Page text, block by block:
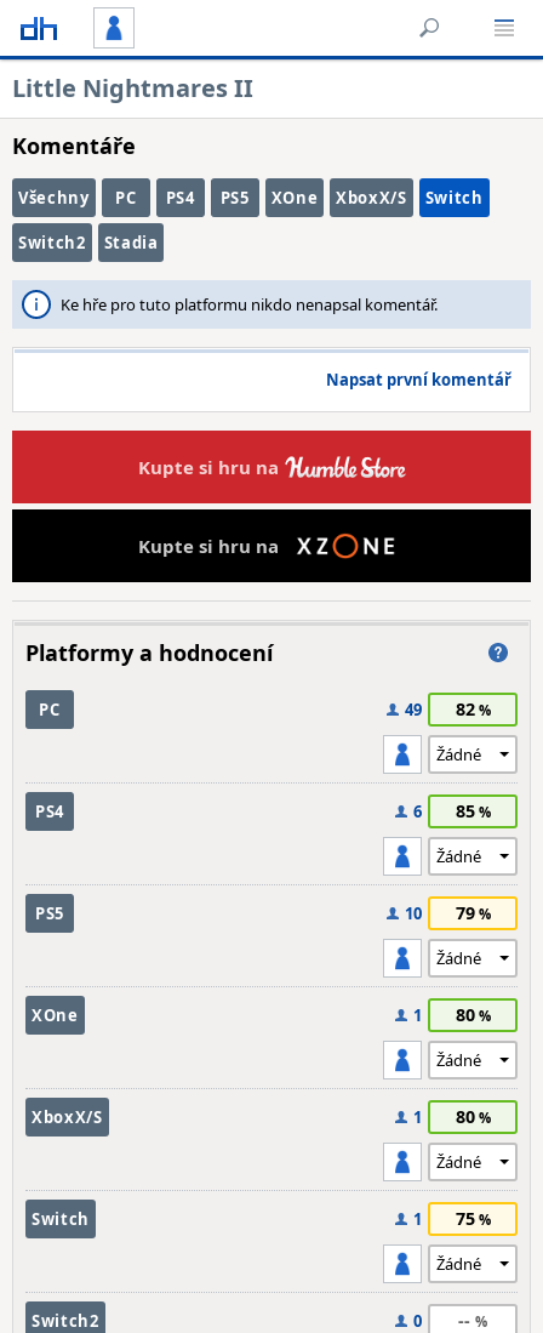
Little Nightmares II
Komentáře
Všechny PC PS4 PS5 XOne XboxX/S Switch
Switch2 Stadia
Ke hře pro tuto platformu nikdo nenapsal komentář.
Napsat první komentář
Kupte si hru na
Kupte si hru na
Platformy a hodnocení
PC 49 82
PS4 6 85
PS5 10 79
XOne 1 80
XboxX/S 1 80
Switch 1 75
Switch2 0 --